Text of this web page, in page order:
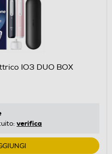
IO3 DUO BOX
verifica